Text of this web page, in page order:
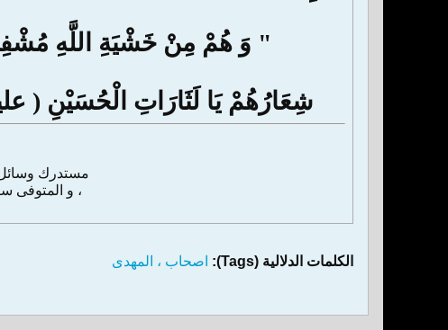
" وَ هُمْ مِنْ خَشْيَةِ اللَّهِ
شِعَارُهُمْ يَا لَثَارَاتِ الْحُسَيْنِ (
مستدرك وسائل الشيعة : 11 / 114 ، للشيخ المحدث
، و المتوفى سنة : 1320 هجرية ، طبعة : مؤسسة آل البيت ، سنة :
الكلمات الدلالية (Tags): اصحاب ، المهدی